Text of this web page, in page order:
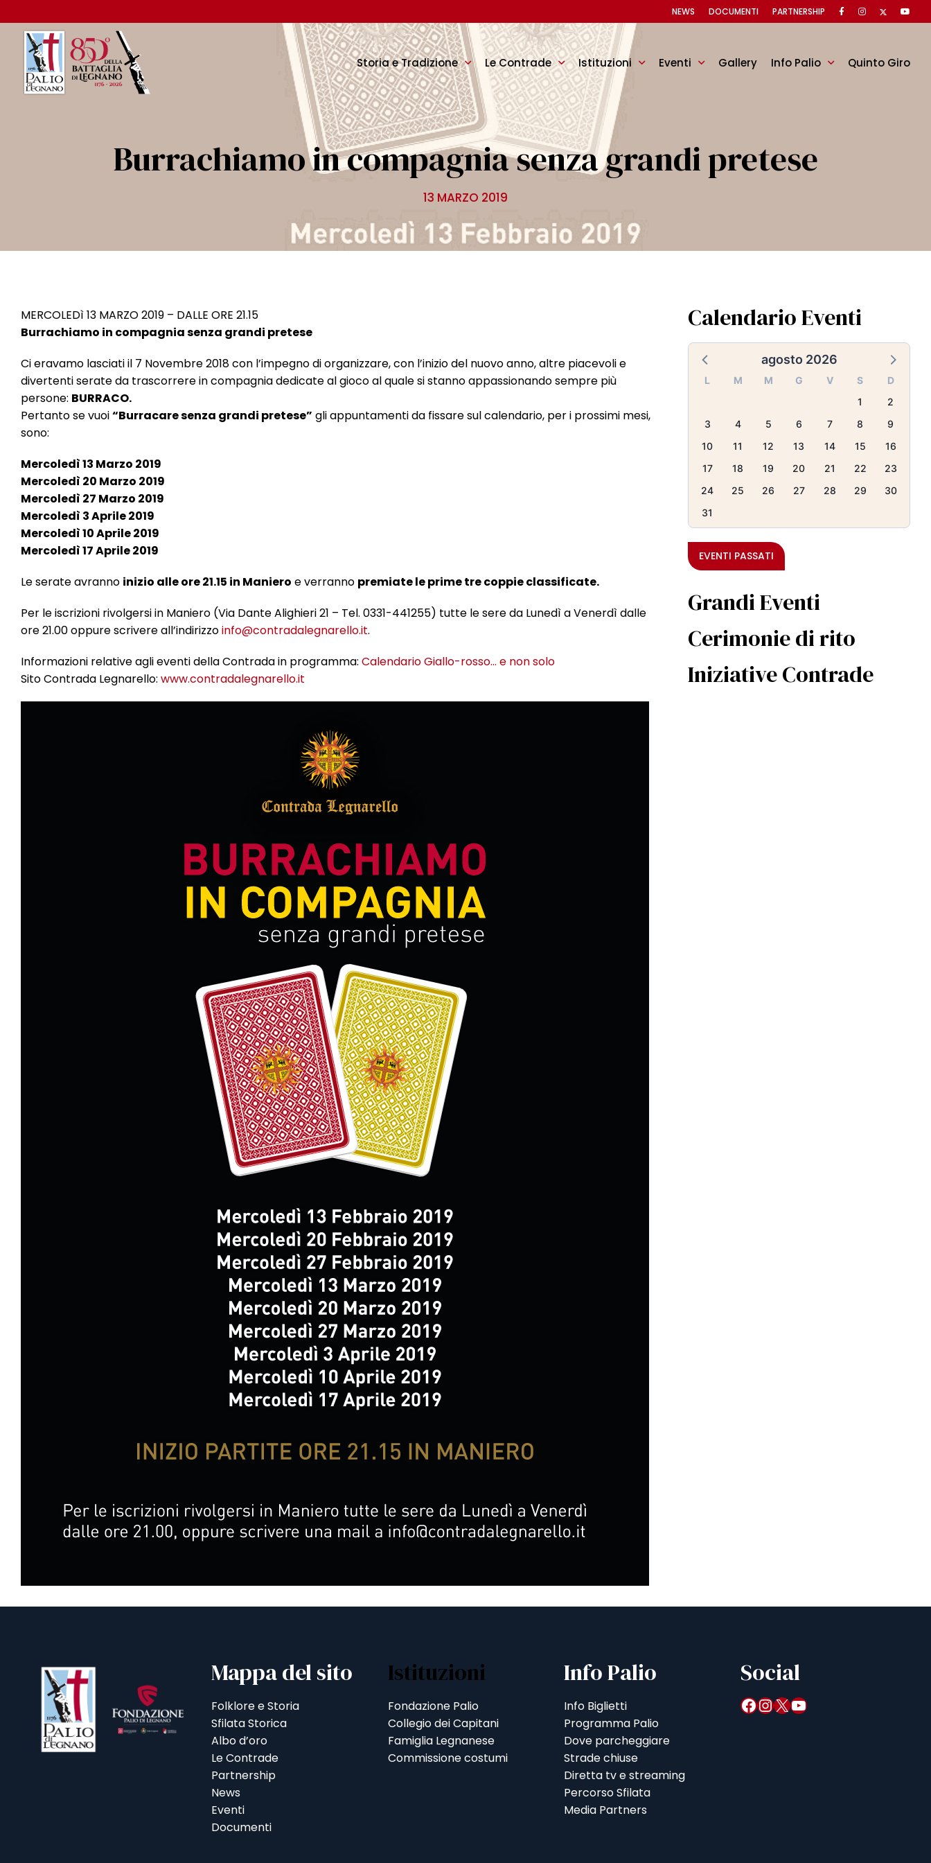
Storia e Tradizione Le Contrade Istituzioni Eventi Gallery Info Palio Quinto Giro
NEWS DOCUMENTI PARTNERSHIP
Burrachiamo in compagnia senza grandi pretese
13 MARZO 2019
MERCOLEDì 13 MARZO 2019 – DALLE ORE 21.15
Burrachiamo in compagnia senza grandi pretese
Ci eravamo lasciati il 7 Novembre 2018 con l’impegno di organizzare, con l’inizio del nuovo anno, altre piacevoli e
divertenti serate da trascorrere in compagnia dedicate al gioco al quale si stanno appassionando sempre più
persone: BURRACO.
Pertanto se vuoi“Burracare senza grandi pretese” gli appuntamenti da fissare sul calendario, per i prossimi mesi,
sono:
Mercoledì 13 Marzo 2019
Mercoledì 20 Marzo 2019
Mercoledì 27 Marzo 2019
Mercoledì 3 Aprile 2019
Mercoledì 10 Aprile 2019
Mercoledì 17 Aprile 2019
Le serate avranno inizio alle ore 21.15 in Maniero e verranno premiate le prime tre coppie classificate.
Per le iscrizioni rivolgersi in Maniero (Via Dante Alighieri 21 – Tel. 0331-441255) tutte le sere da Lunedì a Venerdì dalle
ore 21.00 oppure scrivere all’indirizzoinfo@contradalegnarello.it.
Informazioni relative agli eventi della Contrada in programma: Calendario Giallo-rosso… e non solo
Sito Contrada Legnarello: www.contradalegnarello.it
Calendario Eventi
agosto 2026
L M M G V S
D
1
2
3
4 5 6 7 8
9
10
11 12 13 14 15
16
17
18 19 20 21 22
23
24
25 26 27 28 29
30
31
EVENTI PASSATI
Grandi Eventi
Cerimonie di rito
Iniziative Contrade
Mappa del sito
Folklore e Storia
Sfilata Storica
Albo d’oro
Le Contrade
Partnership
News
Eventi
Documenti
Istituzioni
Fondazione Palio
Collegio dei Capitani
Famiglia Legnanese
Commissione costumi
Info Palio
Info Biglietti
Programma Palio
Dove parcheggiare
Strade chiuse
Diretta tv e streaming
Percorso Sfilata
Media Partners
Social
Facebook InstagramX YouTube